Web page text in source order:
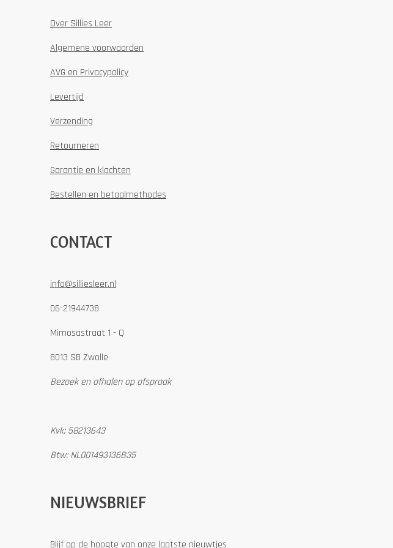
Over Sillies Leer
Algemene voorwaarden
AVG en Privacypolicy
Levertijd
Verzending
Retourneren
Garantie en klachten
Bestellen en betaalmethodes
CONTACT
info@silliesleer.nl
06-21944738
Mimosastraat 1 - Q
8013 SB Zwolle
Bezoek en afhalen op afspraak
Kvk: 58213643
Btw: NL001493136B35
NIEUWSBRIEF
Blijf op de hoogte van onze laatste nieuwtjes